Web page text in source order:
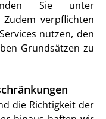
finden Sie unter
Zudem verpflichten
nutzen, den
Grundsätzen zu
die Richtigkeit der